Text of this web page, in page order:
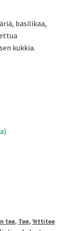
basilikaa,
kukkia.
tee, Tee, Yrttitee